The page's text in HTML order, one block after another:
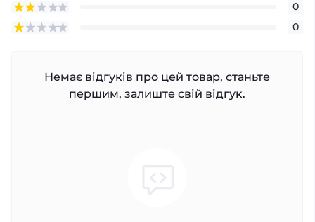
0
0
Немає відгуків про цей товар, станьте
першим, залиште свій відгук.